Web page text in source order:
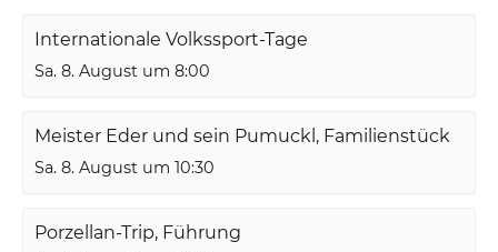
Internationale Volkssport-Tage
Sa. 8. August um 8:00
Meister Eder und sein Pumuckl, Familienstück
Sa. 8. August um 10:30
Porzellan-Trip, Führung